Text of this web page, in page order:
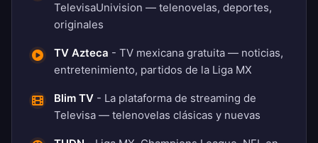
TelevisaUnivision — telenovelas, deportes,
originales
TV Azteca - TV mexicana gratuita — noticias,
entretenimiento, partidos de la Liga MX
Blim TV - La plataforma de streaming de
Televisa — telenovelas clásicas y nuevas